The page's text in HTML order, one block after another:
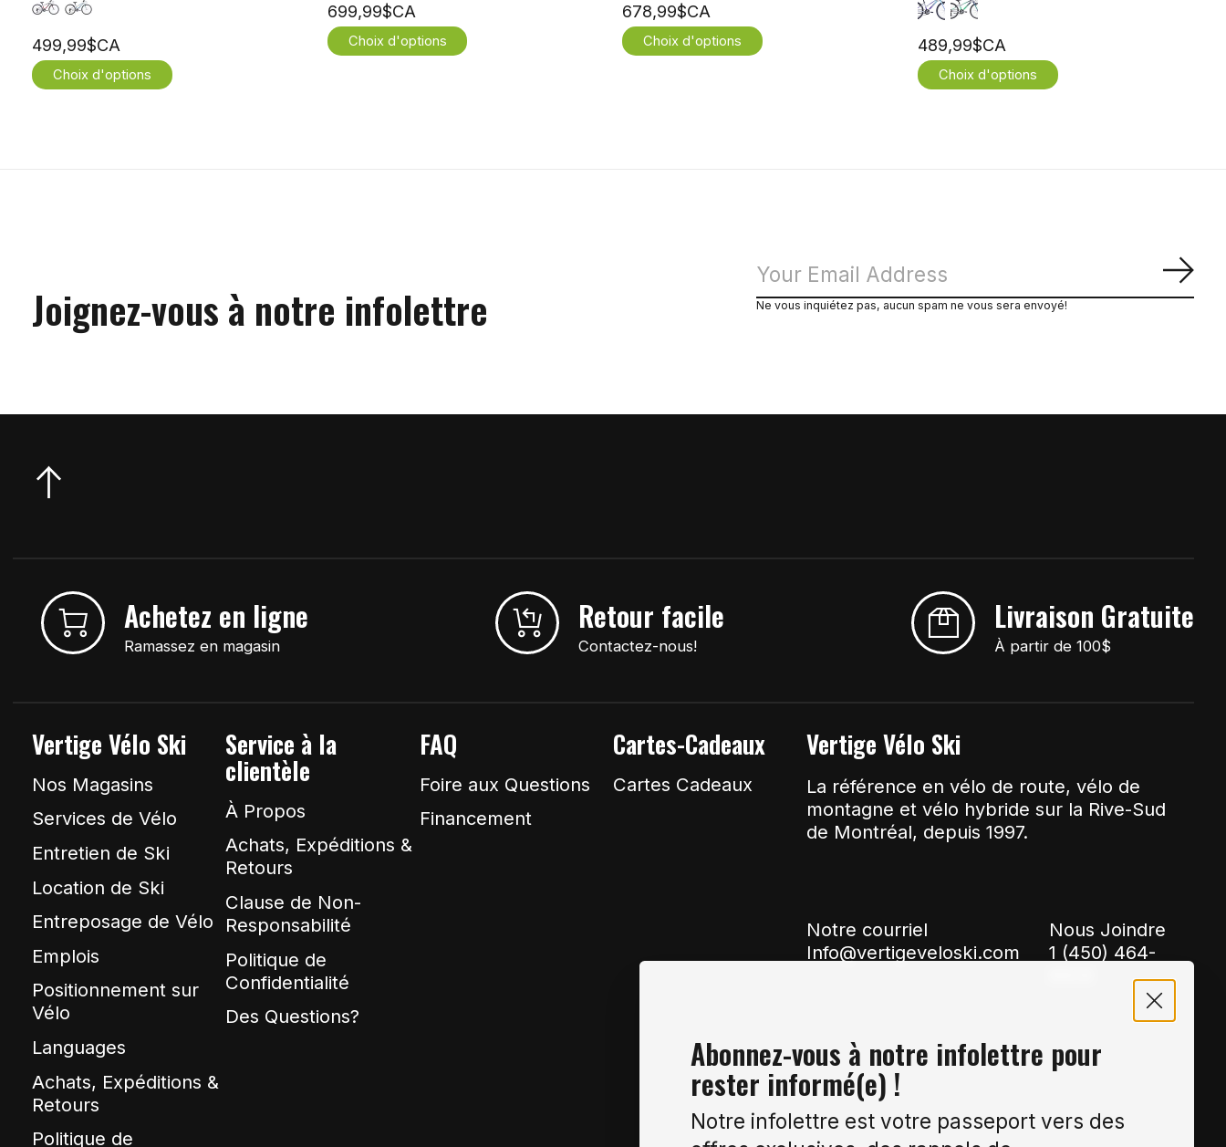
499,99$CA
Choix d'options
699,99$CA
Choix d'options
678,99$CA
Choix d'options 489,99$CA
Choix d'options
Joignez-vous à notre infolettre Ne vous inquiétez pas, aucun spam ne vous sera envoyé!
Achetez en ligne
Ramassez en magasin
Retour facile
Contactez-nous!
Livraison Gratuite
À partir de 100$
Vertige Vélo Ski
Nos Magasins
Services de Vélo
Entretien de Ski
Location de Ski
Entreposage de Vélo
Emplois
Positionnement sur
Vélo
Languages
Achats, Expéditions &
Retours
Politique de
Service à la
clientèle
À Propos
Achats, Expéditions &
Retours
Clause de Non-
Responsabilité
Politique de
Confidentialité
Des Questions?
FAQ
Foire aux Questions
Financement
Cartes-Cadeaux
Cartes Cadeaux
Vertige Vélo Ski
La référence en vélo de route, vélo de
montagne et vélo hybride sur la Rive-Sud
de Montréal, depuis 1997.
Notre courriel
Info@vertigeveloski.com
Nous Joindre
1 (450) 464-
Abonnez-vous à notre infolettre pour
rester informé(e) !
Notre infolettre est votre passeport vers des